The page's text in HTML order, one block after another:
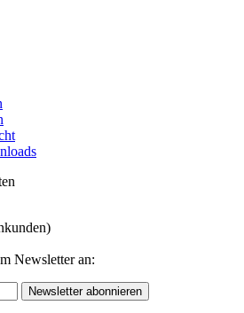
Newsletter an:
Newsletter abonnieren